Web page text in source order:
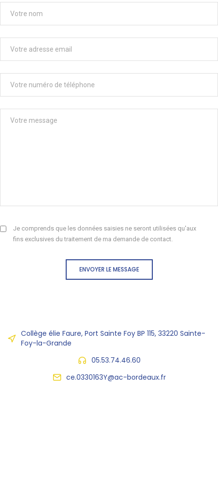
Je comprends que les données saisies ne seront utilisées qu'aux
fins exclusives du traitement de ma demande de contact.
ENVOYER LE MESSAGE
Collège élie Faure, Port Sainte Foy BP 115, 33220 Sainte-
Foy-la-Grande
05.53.74.46.60
ce.0330163Y@ac-bordeaux.fr